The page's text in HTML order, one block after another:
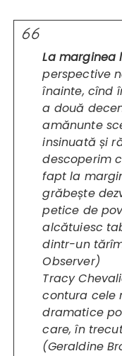
La marginea
perspective
înainte, cînd
a două
amănunte
insinuată și
descoperim
fapt la
grăbește
petice de
alcătuiesc
dintr-un
Observer)
Tracy
contura cele
dramatice
care, în
(Geraldine